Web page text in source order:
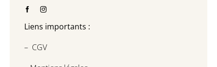
Liens importants :
– CGV